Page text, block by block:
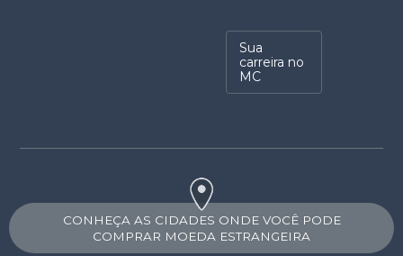
Sua
carreira no
MC
CONHEÇA AS CIDADES ONDE VOCÊ PODE
COMPRAR MOEDA ESTRANGEIRA